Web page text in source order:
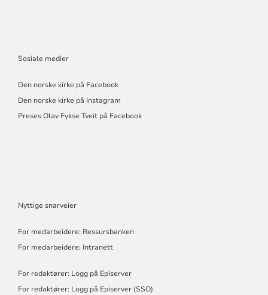
Sosiale medier
Den norske kirke på Facebook
Den norske kirke på Instagram
Preses Olav Fykse Tveit på Facebook
Nyttige snarveier
For medarbeidere: Ressursbanken
For medarbeidere: Intranett
For redaktører: Logg på Episerver
For redaktører: Logg på Episerver (SSO)